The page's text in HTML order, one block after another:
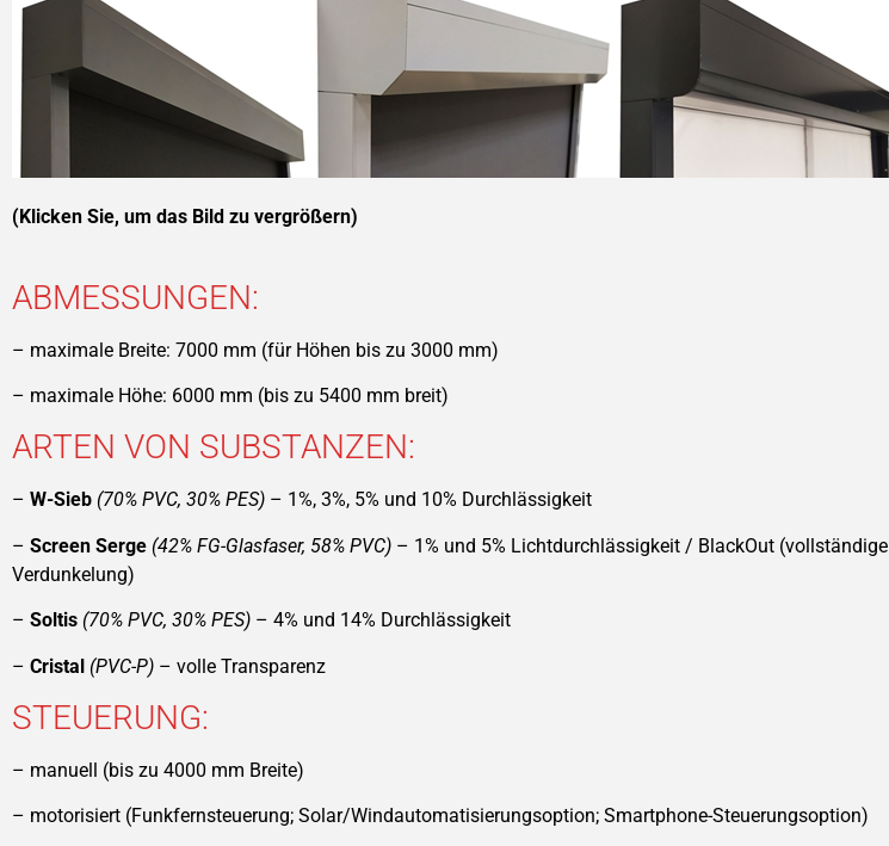
(Klicken Sie, um das Bild zu vergrößern)
ABMESSUNGEN:
– maximale Breite: 7000 mm (für Höhen bis zu 3000 mm)
– maximale Höhe: 6000 mm (bis zu 5400 mm breit)
ARTEN VON SUBSTANZEN:
– W-Sieb (70% PVC, 30% PES) – 1%, 3%, 5% und 10% Durchlässigkeit
– Screen Serge (42% FG-Glasfaser, 58% PVC) – 1% und 5% Lichtdurchlässigkeit / BlackOut (vollständige
Verdunkelung)
– Soltis (70% PVC, 30% PES) – 4% und 14% Durchlässigkeit
– Cristal (PVC-P) – volle Transparenz
STEUERUNG:
– manuell (bis zu 4000 mm Breite)
– motorisiert (Funkfernsteuerung; Solar/Windautomatisierungsoption; Smartphone-Steuerungsoption)